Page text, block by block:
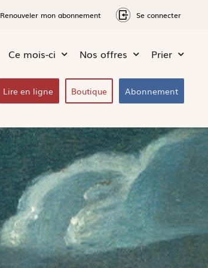
Renouveler mon abonnement Se connecter
Ce mois-ci Nos offres Prier
Lire en ligne Boutique Abonnement